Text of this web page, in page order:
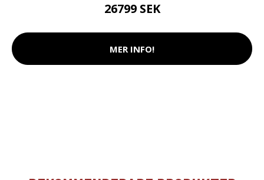
26799 SEK
MER INFO!